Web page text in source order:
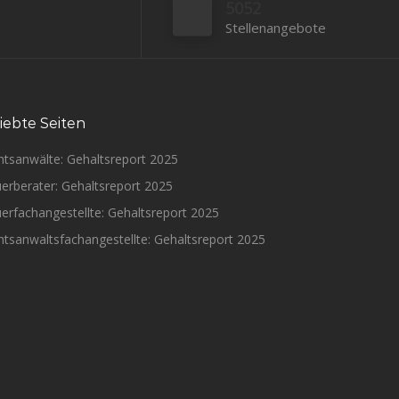
Stellenangebote
Seiten
Gehaltsreport 2025
Gehaltsreport 2025
Gehaltsreport 2025
Gehaltsreport 2025